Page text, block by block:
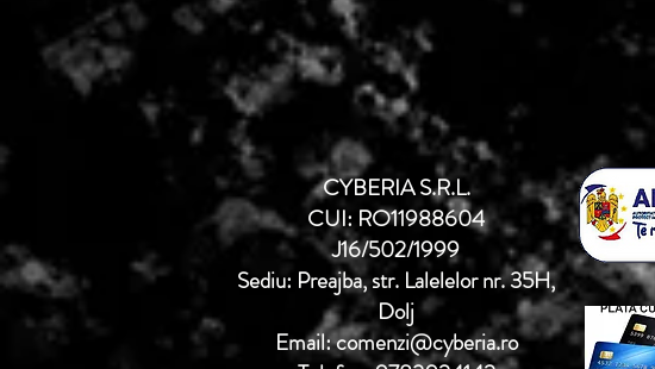
CYBERIA S.R.L.
CUI: RO11988604
J16/502/1999
Sediu: Preajba, str. Lalelelor nr. 35H,
Dolj
Email: comenzi@cyberia.ro